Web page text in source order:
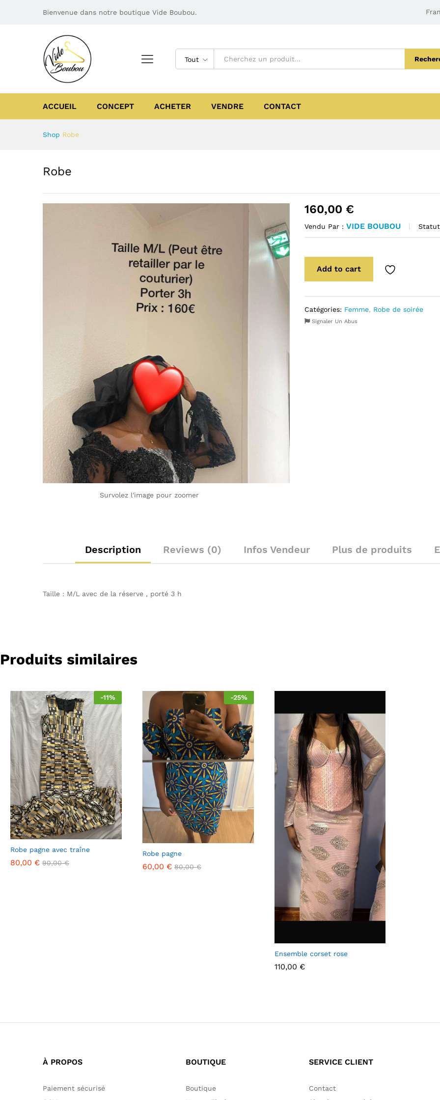
Bienvenue dans notre boutique Vide Boubou.
Tout
ACCUEIL CONCEPT ACHETER VENDRE CONTACT
Shop Robe
Robe
Survolez l'image pour zoomer
160,00 €
Vendu Par :VIDE BOUBOU
Add to cart
Catégories: Femme, Robe de soirée
Signaler Un Abus
Description Reviews (0) Infos Vendeur Plus de produits
Taille : M/L avec de la réserve , porté 3 h
Produits similaires
-11%
Robe pagne avec traîne
80,00 € 90,00€
-25%
Robe pagne
60,00 € 80,00€
Ensemble corset rose
110,00 €
À PROPOS
Paiement sécurisé
BOUTIQUE
Boutique
SERVICE CLIENT
Contact